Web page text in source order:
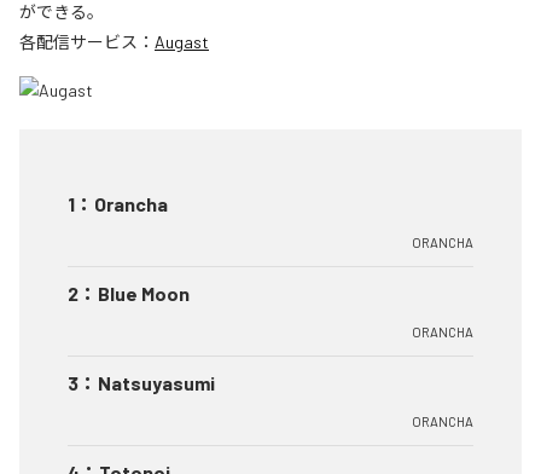
ができる。
各配信サービス： Augast
1 ： Orancha
ORANCHA
2 ： Blue Moon
ORANCHA
3 ： Natsuyasumi
ORANCHA